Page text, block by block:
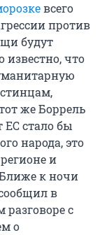
всего
против
будут
известно, что
же Боррель
ЕС стало бы
народа, это
и
Ближе к ночи
в
разговоре с
о